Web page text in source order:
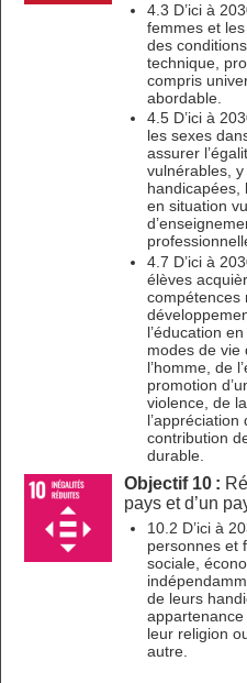
4.3 D’ici à
femmes et
des
technique,
compris
abordable.
4.5 D’ici à
les sexes
assurer
vulnérables,
handicapées,
en situation
4.7 D’ici à
élèves
compétences
l’éducation
modes de vie
l’homme, de
promotion
violence, de
contribution
durable.
Objectif 10 :
pays et d’un
10.2 D’ici à
personnes et
sociale,
de leurs
leur religion
autre.